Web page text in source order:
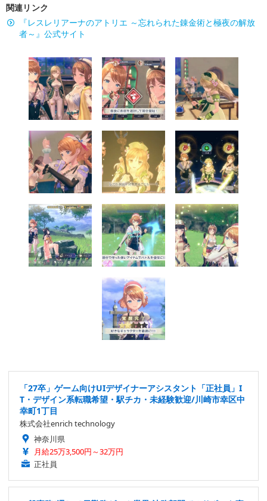
関連リンク
『レスレリアーナのアトリエ ～忘れられた錬金術と極夜の解放
者～』公式サイト
「27卒」ゲーム向けUIデザイナーアシスタント「正社員」I
T・デザイン系転職希望・駅チカ・未経験歓迎/川崎市幸区中
幸町1丁目
株式会社enrich technology
神奈川県
月給25万3,500円～32万円
正社員